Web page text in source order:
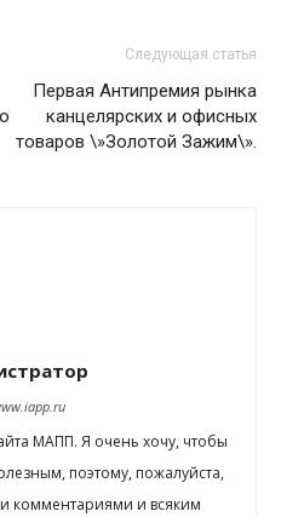
Следующая статья
Первая Антипремия рынка
канцелярских и офисных
товаров \»Золотой Зажим\».
МАПП. Я очень хочу, чтобы
поэтому, пожалуйста,
комментариями и всяким